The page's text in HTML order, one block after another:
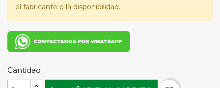
el fabricante o la disponibilidad.
Cantidad